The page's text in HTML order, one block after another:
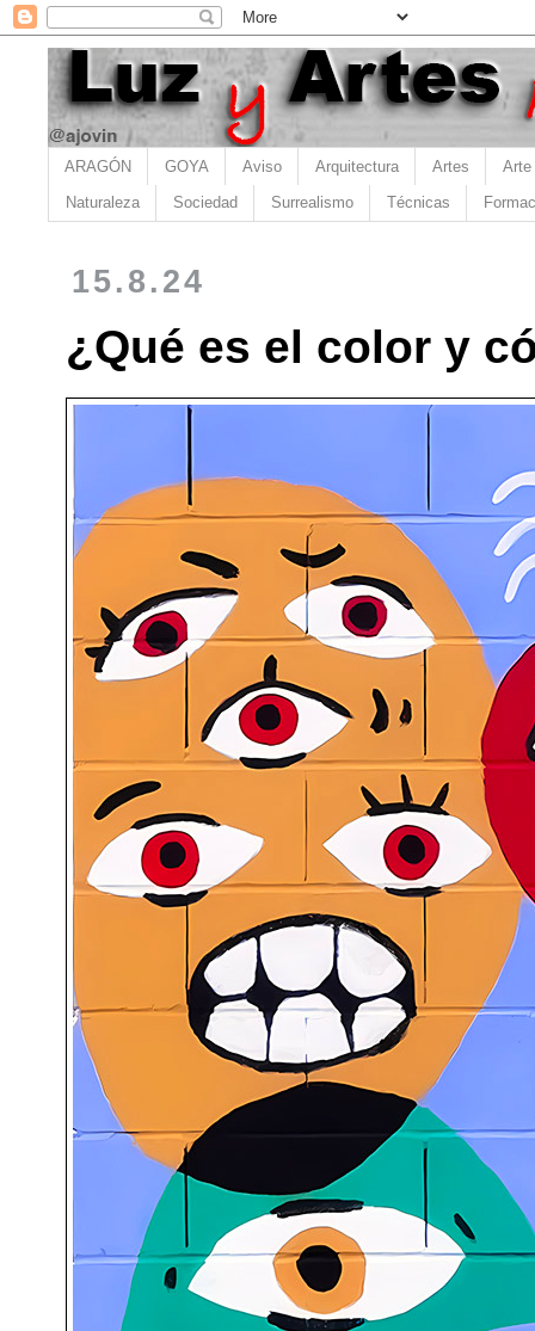
ARAGÓN GOYA Aviso Arquitectura Artes Arte
Naturaleza Sociedad Surrealismo Técnicas
15.8.24
¿Qué es el color y